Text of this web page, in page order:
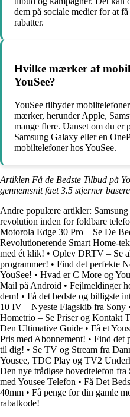
dem på sociale medier for at
rabatter.
Hvilke mærker af
YouSee?
YouSee tilbyder
mærker, herunder Apple,
mange flere. Uanset om du er
Samsung Galaxy eller en
mobiltelefoner hos YouSee.
Artiklen Få de Bedste Tilbud på
gennemsnit fået3.5 stjerner
Andre populære artikler:
revolution inden for foldbare
Motorola Edge 30 Pro – Se De
Revolutionerende Smart Home-
med ét klik! • Oplev DRTV – Se
programmer! • Find det perfekte
YouSee! • Hvad er C More og
Mail på Android • Fejlmeldinger
dem! • Få det bedste og billigste
10 IV – Nyeste Flagskib fra Sony
Hometrio – Se Priser og Kontakt
Den Ultimative Guide • Få et
Pris med Abonnement! • Find det
til dig! • Se TV og Stream fra
Yousee, TDC Play og TV2
Den nye trådløse hovedtelefon fra
med Yousee Telefon • Få Det
40mm • Få penge for din gamle
rabatkode!